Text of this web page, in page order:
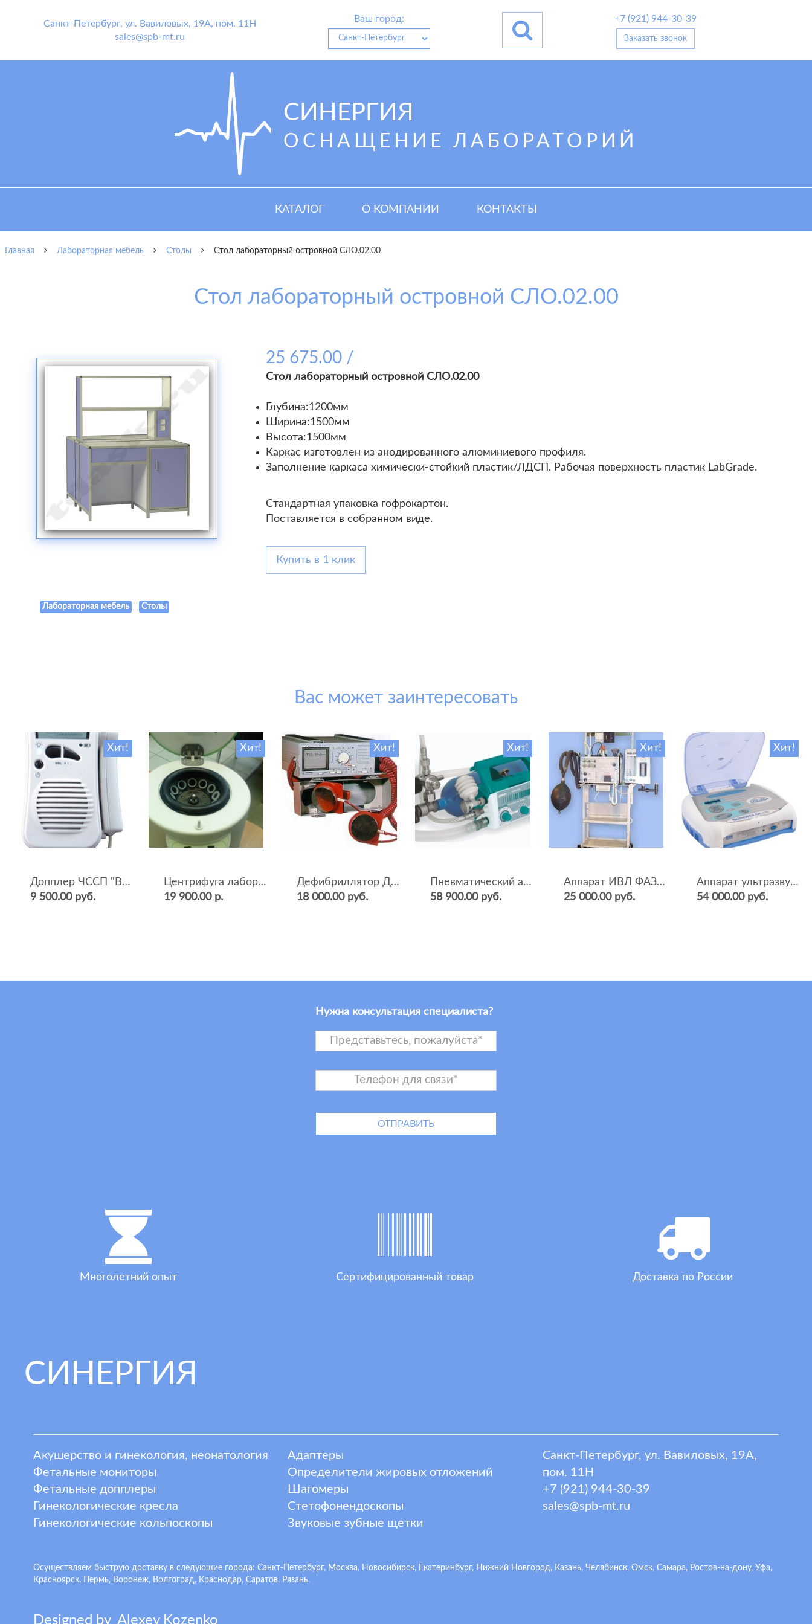
Санкт-Петербург, ул. Вавиловых, 19А, пом. 11Н
sales@spb-mt.ru
Ваш город: +7 (921) 944-30-39
Заказать звонок
СИНЕРГИЯ
ОСНАЩЕНИЕ ЛАБОРАТОРИЙ
КАТАЛОГ О КОМПАНИИ КОНТАКТЫ
Главная Лабораторная мебель Столы Стол лабораторный островной СЛО.02.00
Стол лабораторный островной СЛО.02.00
25 675.00 /
Стол лабораторный островной СЛО.02.00
Глубина:1200мм
Ширина:1500мм
Высота:1500мм
Каркас изготовлен из анодированного алюминиевого профиля.
Заполнение каркаса химически-стойкий пластик/ЛДСП. Рабочая поверхность пластик LabGrade.
Стандартная упаковка гофрокартон.
Поставляется в собранном виде.
Купить в 1 клик
Лабораторная мебель Столы
Вас может заинтересовать
Хит!
Допплер ЧССП "BF-500++" (фетальный, ультразвуковой)
9 500.00 руб.
Хит!
Центрифуга лабораторная СМ-12 (4000 об.мин, 12 пробирок)
19 900.00 р.
Хит!
Дефибриллятор ДКИ-Н-04
18 000.00 руб.
Хит!
Пневматический аппарат ИВЛ и оксигенотерапии портативный АИВЛп-2/20-«ТМТ»
58 900.00 руб.
Хит!
Аппарат ИВЛ ФАЗА-5НР
25 000.00 руб.
Хит!
Аппарат ультразвуковой терапии Sonopulse (мультичастотный 1 и 3 Мгц)
54 000.00 руб.
Нужна консультация специалиста?
Многолетний опыт Сертифицированный товар Доставка по России
СИНЕРГИЯ
Акушерство и гинекология, неонатология
Фетальные мониторы
Фетальные допплеры
Гинекологические кресла
Гинекологические кольпоскопы
Адаптеры
Определители жировых отложений
Шагомеры
Стетофонендоскопы
Звуковые зубные щетки
Санкт-Петербург, ул. Вавиловых, 19А,
пом. 11Н
+7 (921) 944-30-39
sales@spb-mt.ru
Осуществляем быструю доставку в следующие города: Санкт-Петербург, Москва, Новосибирск, Екатеринбург, Нижний Новгород, Казань, Челябинск, Омск, Самара, Ростов-на-дону, Уфа,
Красноярск, Пермь, Воронеж, Волгоград, Краснодар, Саратов, Рязань.
Designed by A lexey Kozenko